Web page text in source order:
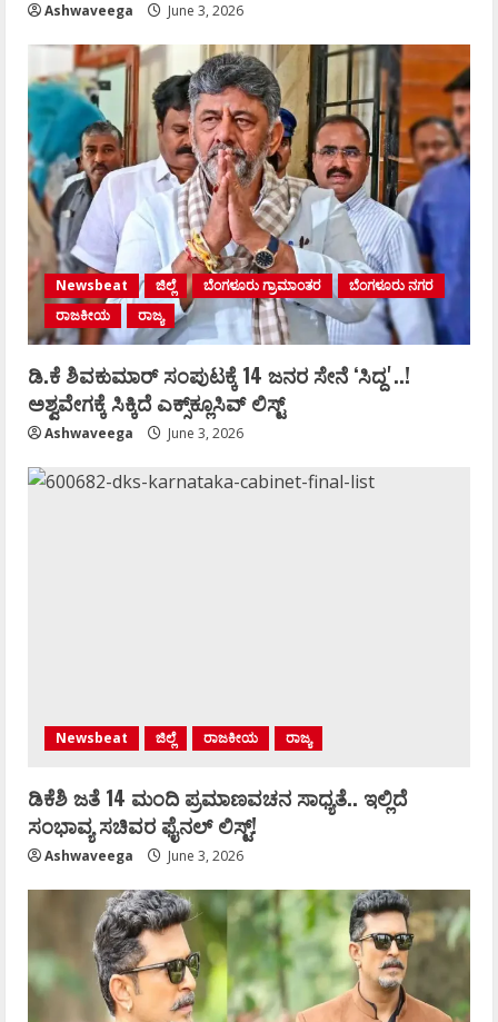
Ashwaveega June 3, 2026
Newsbeat ಜಿಲ್ಲೆ ಬೆಂಗಳೂರು ಗ್ರಾಮಾಂತರ
ಬೆಂಗಳೂರು ನಗರ
ರಾಜಕೀಯ
ರಾಜ್ಯ
ಡಿ.ಕೆ ಶಿವಕುಮಾರ್‌ ಸಂಪುಟಕ್ಕೆ 14 ಜನರ ಸೇನೆ ʻಸಿದ್ದʼ..!
ಅಶ್ವವೇಗಕ್ಕೆ ಸಿಕ್ಕಿದೆ ಎಕ್ಸ್‌ಕ್ಲೂಸಿವ್‌ ಲಿಸ್ಟ್‌
Ashwaveega June 3, 2026
Newsbeat ಜಿಲ್ಲೆ ರಾಜಕೀಯ ರಾಜ್ಯ
ಡಿಕೆಶಿ ಜತೆ 14 ಮಂದಿ ಪ್ರಮಾಣವಚನ ಸಾಧ್ಯತೆ.. ಇಲ್ಲಿದೆ
ಸಂಭಾವ್ಯ ಸಚಿವರ ಫೈನಲ್ ಲಿಸ್ಟ್‌!
Ashwaveega June 3, 2026